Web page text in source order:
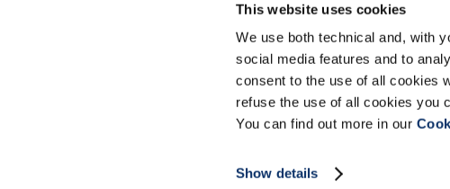
This website uses cookies
We use both technical and, with
social media features and to
consent to the use of all cookies
refuse the use of all cookies you
You can find out more in our
Show details
Vous êtes invité à lire notre politique de confidentialité dans son